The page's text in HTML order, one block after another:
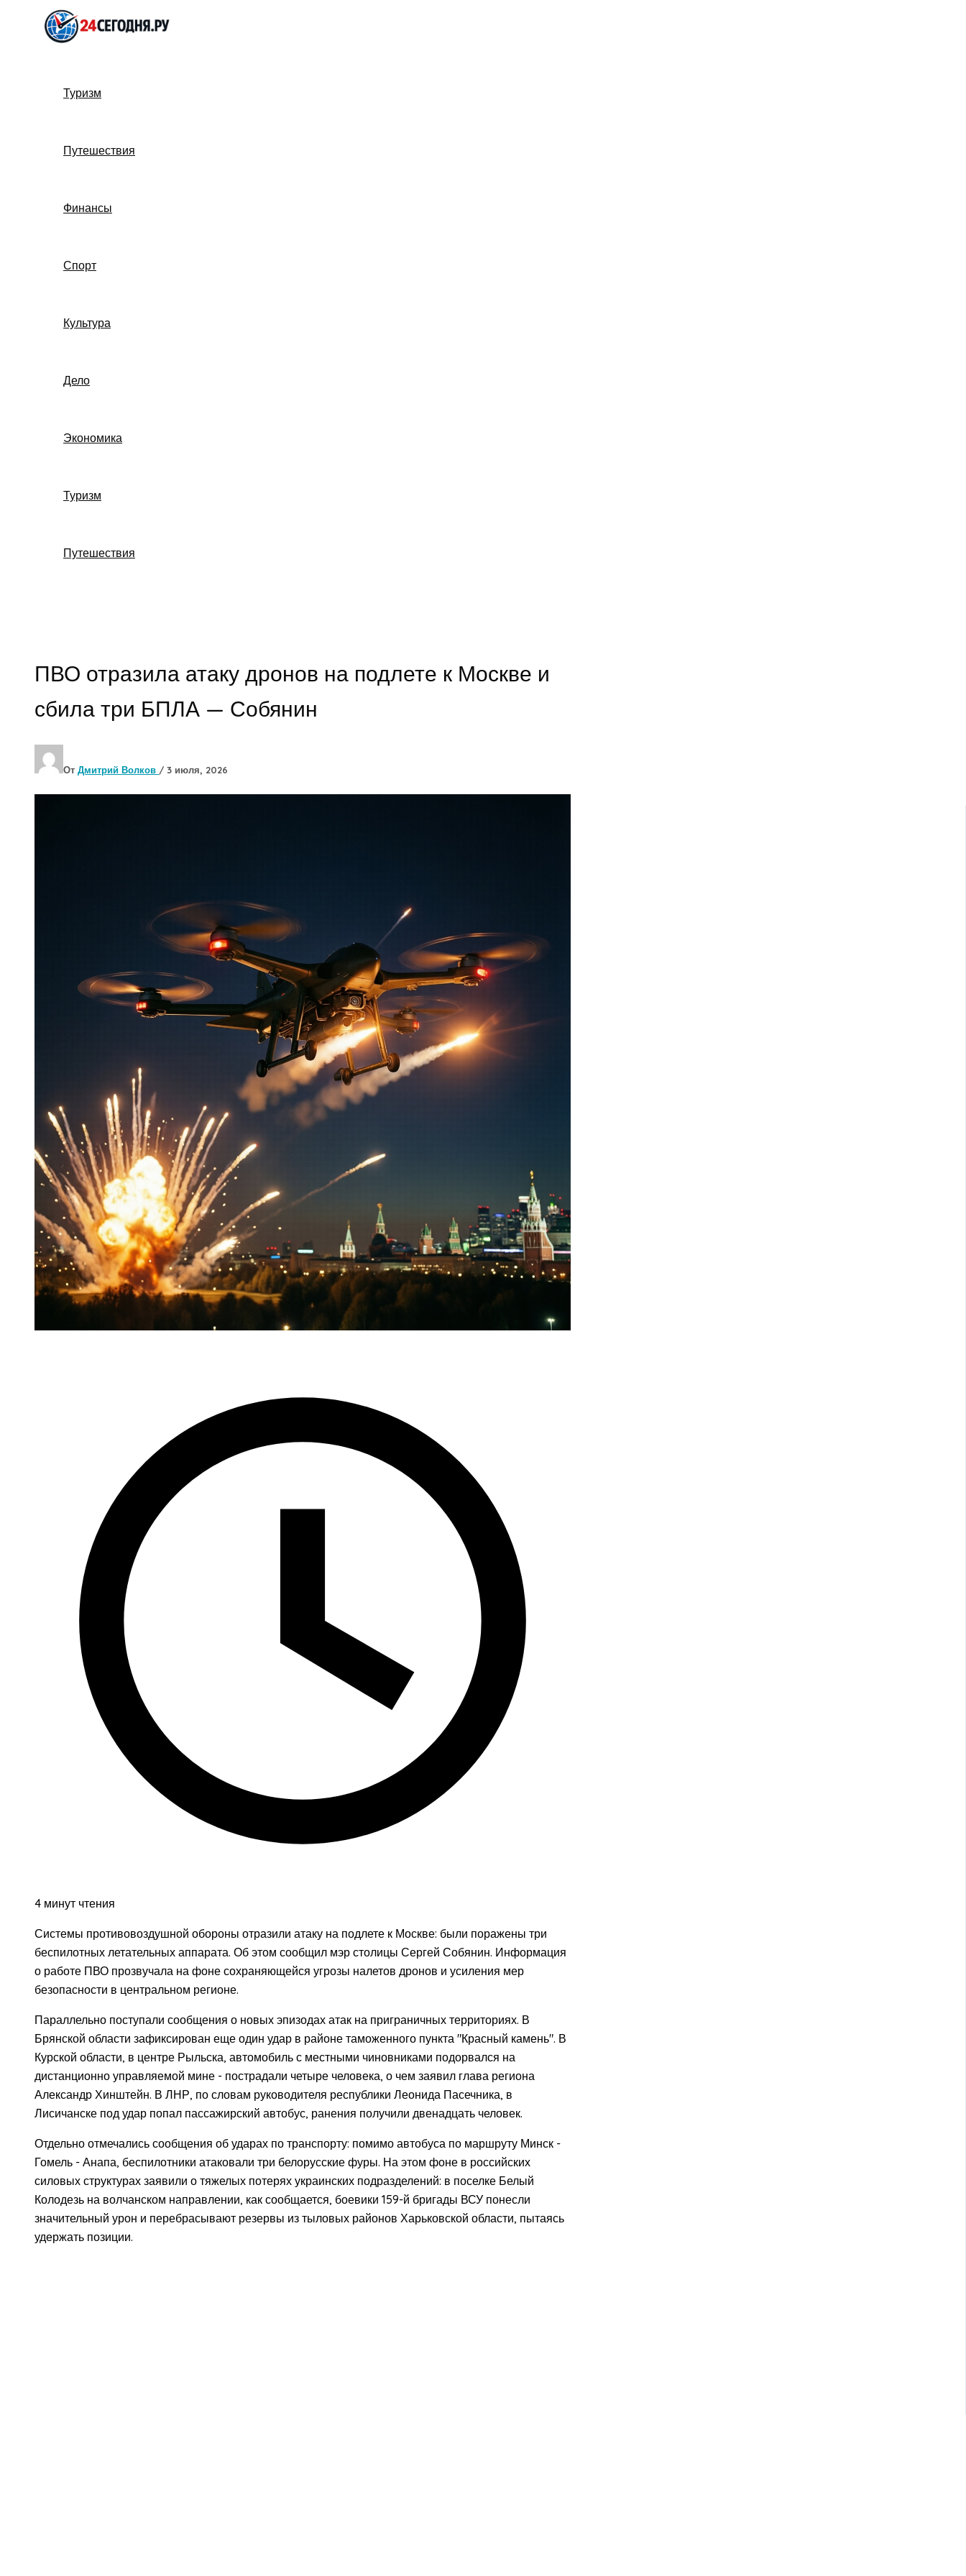
Перейти
Туризм
Путешествия
Финансы
Спорт
Культура
Дело
Экономика
Туризм
Путешествия
ПВО отразила атаку дронов на подлете к Москве и
сбила три БПЛА — Собянин
От Дмитрий Волков / 3 июля, 2026
4 минут чтения
Системы противовоздушной обороны отразили атаку на подлете к Москве: были поражены три
беспилотных летательных аппарата. Об этом сообщил мэр столицы Сергей Собянин. Информация
о работе ПВО прозвучала на фоне сохраняющейся угрозы налетов дронов и усиления мер
безопасности в центральном регионе.
Параллельно поступали сообщения о новых эпизодах атак на приграничных территориях. В
Брянской области зафиксирован еще один удар в районе таможенного пункта "Красный камень". В
Курской области, в центре Рыльска, автомобиль с местными чиновниками подорвался на
дистанционно управляемой мине - пострадали четыре человека, о чем заявил глава региона
Александр Хинштейн. В ЛНР, по словам руководителя республики Леонида Пасечника, в
Лисичанске под удар попал пассажирский автобус, ранения получили двенадцать человек.
Отдельно отмечались сообщения об ударах по транспорту: помимо автобуса по маршруту Минск -
Гомель - Анапа, беспилотники атаковали три белорусские фуры. На этом фоне в российских
силовых структурах заявили о тяжелых потерях украинских подразделений: в поселке Белый
Колодезь на волчанском направлении, как сообщается, боевики 159-й бригады ВСУ понесли
значительный урон и перебрасывают резервы из тыловых районов Харьковской области, пытаясь
удержать позиции.